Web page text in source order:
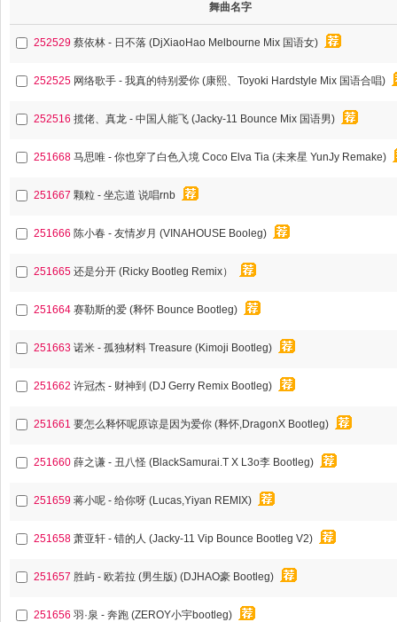
舞曲名字
252529 蔡依林 - 日不落 (DjXiaoHao Melbourne Mix 国语女)
252525 网络歌手 - 我真的特别爱你 (康熙、Toyoki Hardstyle Mix 国语合唱)
252516 揽佬、真龙 - 中国人能飞 (Jacky-11 Bounce Mix 国语男)
251668 马思唯 - 你也穿了白色入境 Coco Elva Tia (未来星 YunJy Remake)
251667 颗粒 - 坐忘道 说唱rnb
251666 陈小春 - 友情岁月 (VINAHOUSE Booleg)
251665 还是分开 (Ricky Bootleg Remix）
251664 赛勒斯的爱 (释怀 Bounce Bootleg)
251663 诺米 - 孤独材料 Treasure (Kimoji Bootleg)
251662 许冠杰 - 财神到 (DJ Gerry Remix Bootleg)
251661 要怎么释怀呢原谅是因为爱你 (释怀,DragonX Bootleg)
251660 薛之谦 - 丑八怪 (BlackSamurai.T X L3o李 Bootleg)
251659 蒋小呢 - 给你呀 (Lucas,Yiyan REMIX)
251658 萧亚轩 - 错的人 (Jacky-11 Vip Bounce Bootleg V2)
251657 胜屿 - 欧若拉 (男生版) (DJHAO豪 Bootleg)
251656 羽·泉 - 奔跑 (ZEROY小宇bootleg)